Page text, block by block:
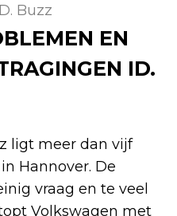
Buzz
EN
ID.
ligt meer dan vijf
Hannover. De
vraag en te veel
Volkswagen met